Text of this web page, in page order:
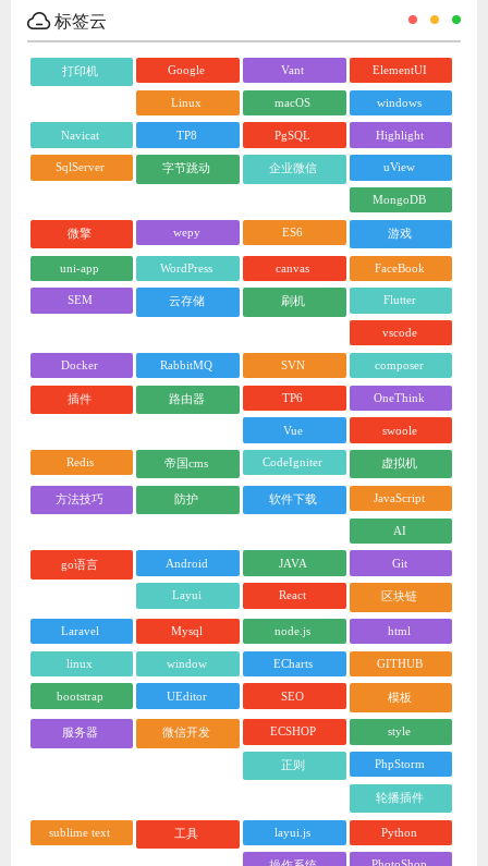
标签云
打印机 Google Vant ElementUI
Linux macOS windows
Navicat TP8 PgSQL Highlight
SqlServer 字节跳动 企业微信 uView
MongoDB
微擎 wepy ES6 游戏
uni-app WordPress canvas FaceBook
SEM 云存储 刷机 Flutter
vscode
Docker RabbitMQ SVN composer
插件 路由器 TP6 OneThink
Vue swoole
Redis 帝国cms CodeIgniter 虚拟机
方法技巧 防护 软件下载 JavaScript
AI
go语言 Android JAVA Git
Layui React 区块链
Laravel Mysql node.js html
linux window ECharts GITHUB
bootstrap UEditor SEO 模板
服务器 微信开发 ECSHOP style
正则 PhpStorm
轮播插件
sublime text 工具 layui.js Python